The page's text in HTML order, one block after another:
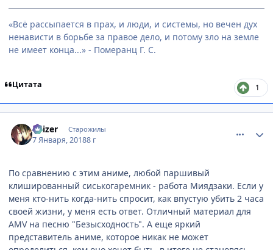
«Всё рассыпается в прах, и люди, и системы, но вечен дух
ненависти в борьбе за правое дело, и потому зло на земле
не имеет конца...» - Померанц Г. С.
Цитата 1
Kaizer Старожилы
7 Января, 20188 г
По сравнению с этим аниме, любой паршивый
клишированный сиськогаремник - работа Миядзаки. Если у
меня кто-нить когда-нить спросит, как впустую убить 2 часа
своей жизни, у меня есть ответ. Отличный материал для
AMV на песню "Безысходность". А еще яркий
представитель аниме, которое никак не может